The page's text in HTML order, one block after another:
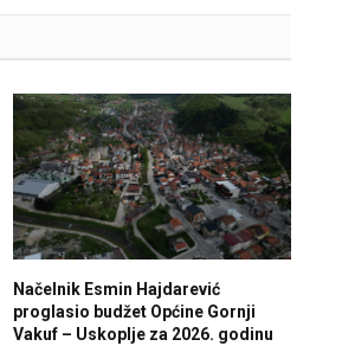
Načelnik Esmin Hajdarević
proglasio budžet Općine Gornji
Vakuf – Uskoplje za 2026. godinu